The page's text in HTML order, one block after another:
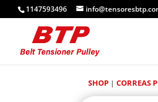
1147593496
SHOP | CORREAS